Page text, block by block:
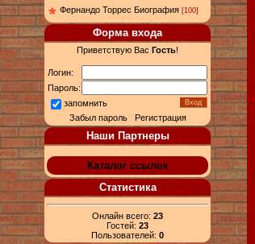
Фернандо Торрес Биография [100]
Форма входа
Приветствую Вас Гость!
Логин:
Пароль:
запомнить
Забыл пароль| Регистрация
Наши Партнеры
Каталог ссылок
Статистика
Онлайн всего: 23
Гостей: 23
Пользователей: 0